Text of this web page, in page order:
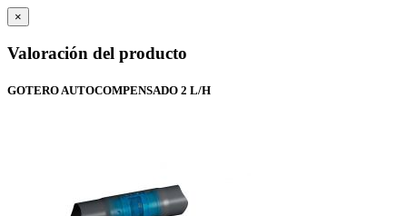
×
Valoración del producto
GOTERO AUTOCOMPENSADO 2 L/H